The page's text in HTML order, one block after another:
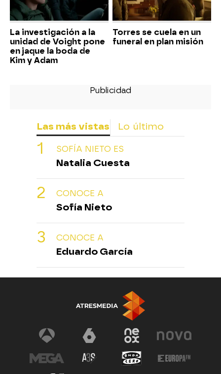
La investigación a la
unidad de Voight pone
en jaque la boda de
Kim y Adam
Torres se cuela en un
funeral en plan misión
Las más vistas Lo último
SOFÍA NIETO ES
Natalia Cuesta
CONOCE A
Sofía Nieto
CONOCE A
Eduardo García